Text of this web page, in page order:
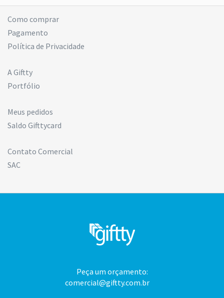
Como comprar
Pagamento
Política de Privacidade
A Giftty
Portfólio
Meus pedidos
Saldo Gifttycard
Contato Comercial
SAC
Peça um orçamento:
comercial@giftty.com.br